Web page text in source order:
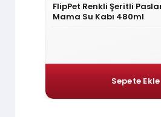
FlipPet Renkli Şeritli
Mama Su Kabı 480ml